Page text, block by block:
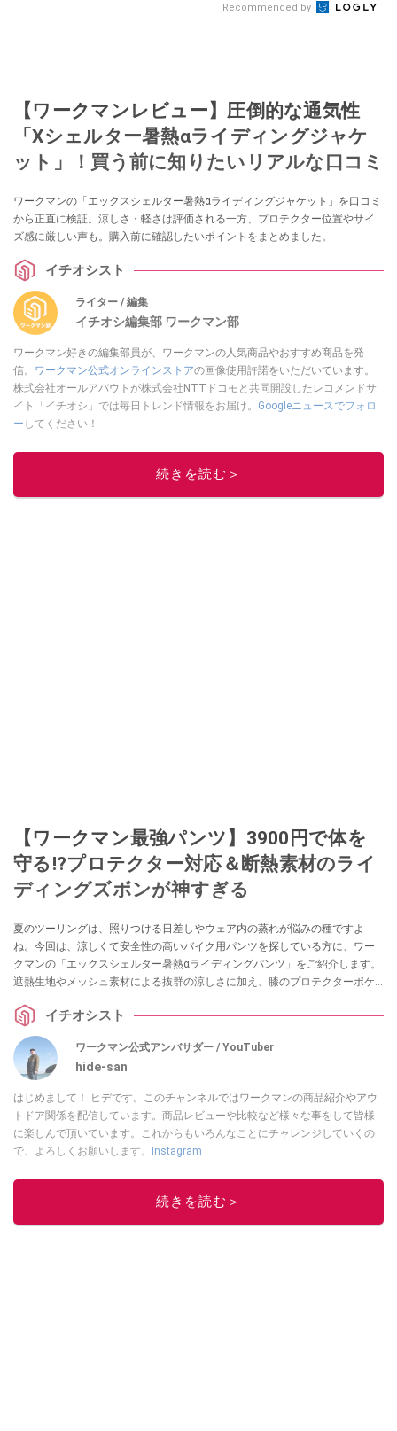
Recommended by
【ワークマンレビュー】圧倒的な通気性
「Xシェルター暑熱αライディングジャケ
ット」！買う前に知りたいリアルな口コミ
ワークマンの「エックスシェルター暑熱αライディングジャケット」を口コミ
から正直に検証。涼しさ・軽さは評価される一方、プロテクター位置やサイ
ズ感に厳しい声も。購入前に確認したいポイントをまとめました。
イチオシスト
ライター / 編集
イチオシ編集部 ワークマン部
ワークマン好きの編集部員が、ワークマンの人気商品やおすすめ商品を発
信。 ワークマン公式オンラインストアの画像使用許諾をいただいています。
株式会社オールアバウトが株式会社NTTドコモと共同開設したレコメンドサ
イト「イチオシ」では毎日トレンド情報をお届け。 Googleニュースでフォロ
ー してください！
このイチオシストの他の記事を読む
続きを読む＞
【ワークマン最強パンツ】3900円で体を
守る!?プロテクター対応＆断熱素材のライ
ディングズボンが神すぎる
夏のツーリングは、照りつける日差しやウェア内の蒸れが悩みの種ですよ
ね。今回は、涼しくて安全性の高いバイク用パンツを探している方に、ワー
クマンの「エックスシェルター暑熱αライディングパンツ」をご紹介します。
遮熱生地やメッシュ素材による抜群の涼しさに加え、膝のプロテクターポケ
イチオシスト
ワークマン公式アンバサダー / YouTuber
hide-san
はじめまして！ ヒデです。このチャンネルではワークマンの商品紹介やアウ
トドア関係を配信しています。商品レビューや比較など様々な事をして皆様
に楽しんで頂いています。これからもいろんなことにチャレンジしていくの
で、よろしくお願いします。
Instagram
このイチオシストの他の記事を読む
続きを読む＞